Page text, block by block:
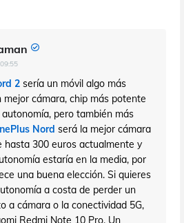
2 sería un móvil algo más
mejor cámara, chip más potente
pero también más
Nord será la mejor cámara
hasta 300 euros actualmente y
estaría en la media, por
una buena elección. Si quieres
a costa de perder un
a cámara o la conectividad 5G,
Redmi Note 10 Pro. Un